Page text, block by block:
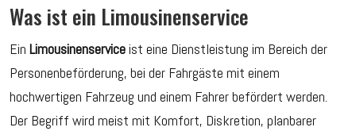
Was ist ein Limousinenservice
Ein Limousinenserviceist eine Dienstleistung im Bereich der
Personenbeförderung, bei der Fahrgäste mit einem
hochwertigen Fahrzeug und einem Fahrer befördert werden.
Der Begriff wird meist mit Komfort, Diskretion, planbarer